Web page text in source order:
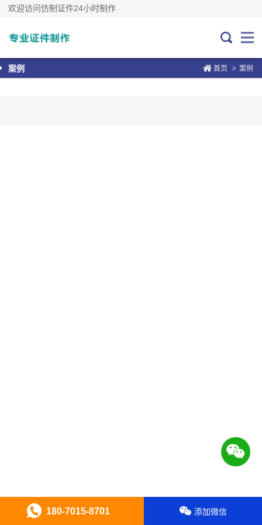
欢迎访问仿制证件24小时制作
首页 > 案例
案例
180-7015-8701 添加微信